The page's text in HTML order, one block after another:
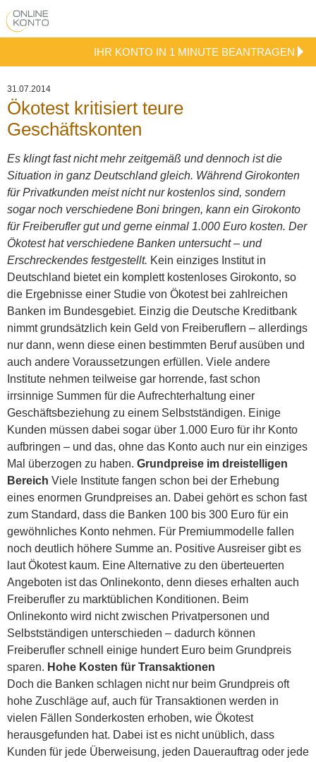
IHR KONTO IN 1 MINUTE BEANTRAGEN
31.07.2014
Ökotest kritisiert teure
Geschäftskonten
Es klingt fast nicht mehr zeitgemäß und dennoch ist die
Situation in ganz Deutschland gleich. Während Girokonten
für Privatkunden meist nicht nur kostenlos sind, sondern
sogar noch verschiedene Boni bringen, kann ein Girokonto
für Freiberufler gut und gerne einmal 1.000 Euro kosten. Der
Ökotest hat verschiedene Banken untersucht – und
Erschreckendes festgestellt. Kein einziges Institut in
Deutschland bietet ein komplett kostenloses Girokonto, so
die Ergebnisse einer Studie von Ökotest bei zahlreichen
Banken im Bundesgebiet. Einzig die Deutsche Kreditbank
nimmt grundsätzlich kein Geld von Freiberuflern – allerdings
nur dann, wenn diese einen bestimmten Beruf ausüben und
auch andere Voraussetzungen erfüllen. Viele andere
Institute nehmen teilweise gar horrende, fast schon
irrsinnige Summen für die Aufrechterhaltung einer
Geschäftsbeziehung zu einem Selbstständigen. Einige
Kunden müssen dabei sogar über 1.000 Euro für ihr Konto
aufbringen – und das, ohne das Konto auch nur ein einziges
Mal überzogen zu haben. Grundpreise im dreistelligen
Bereich Viele Institute fangen schon bei der Erhebung
eines enormen Grundpreises an. Dabei gehört es schon fast
zum Standard, dass die Banken 100 bis 300 Euro für ein
gewöhnliches Konto nehmen. Für Premiummodelle fallen
noch deutlich höhere Summe an. Positive Ausreiser gibt es
laut Ökotest kaum. Eine Alternative zu den überteuerten
Angeboten ist das Onlinekonto, denn dieses erhalten auch
Freiberufler zu marktüblichen Konditionen. Beim
Onlinekonto wird nicht zwischen Privatpersonen und
Selbstständigen unterschieden – dadurch können
Freiberufler schnell einige hundert Euro beim Grundpreis
sparen. Hohe Kosten für Transaktionen
Doch die Banken schlagen nicht nur beim Grundpreis oft
hohe Zuschläge auf, auch für Transaktionen werden in
vielen Fällen Sonderkosten erhoben, wie Ökotest
herausgefunden hat. Dabei ist es nicht unüblich, dass
Kunden für jede Überweisung, jeden Dauerauftrag oder jede